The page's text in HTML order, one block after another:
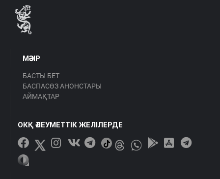
МӘЗІР
БАСТЫ БЕТ
БАСПАСӨЗ АНОНСТАРЫ
АЙМАҚТАР
ОКҚ ӘЛЕУМЕТТІК ЖЕЛІЛЕРДЕ